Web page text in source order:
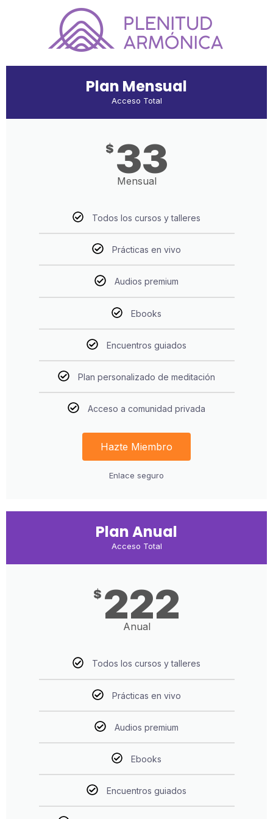
Plan Mensual
Acceso Total
$ 33
Mensual
Todos los cursos y talleres
Prácticas en vivo
Audios premium
Ebooks
Encuentros guiados
Plan personalizado de meditación
Acceso a comunidad privada
Hazte Miembro
Enlace seguro
Plan Anual
Acceso Total
$ 222
Anual
Todos los cursos y talleres
Prácticas en vivo
Audios premium
Ebooks
Encuentros guiados